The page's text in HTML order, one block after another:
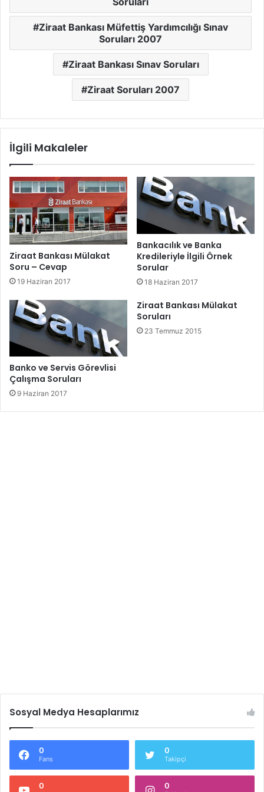
Ziraat Bankası Müfettiş Yardımcılığı Sınav
Soruları 2007
Ziraat Bankası Sınav Soruları
Ziraat Soruları 2007
İlgili Makaleler
Ziraat Bankası Mülakat
Soru – Cevap
19 Haziran 2017
Bankacılık ve Banka
Kredileriyle İlgili Örnek
Sorular
18 Haziran 2017
Banko ve Servis Görevlisi
Çalışma Soruları
9 Haziran 2017
Ziraat Bankası Mülakat
Soruları
23 Temmuz 2015
Sosyal Medya Hesaplarımız
0
Fans
0
Takipçi
0 0